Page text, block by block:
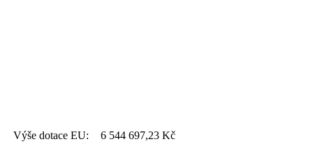
Výše dotace EU: 6 544 697,23 Kč